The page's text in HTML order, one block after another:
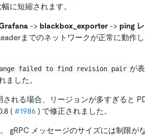
に短縮されます。
-> blackbox_exporter -> ping
までのネットワークが正常に動作
failed to find revision pair が
ました。
される場合、リージョンが多すぎると
( #1986 ) で修正されました。
gRPC メッセージのサイズには制限が